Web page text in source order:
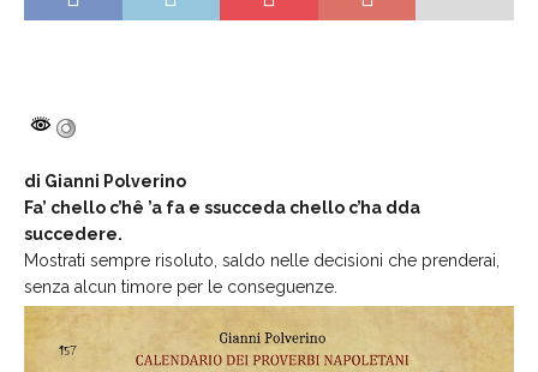
di Gianni Polverino
Fa’ chello c’hê ’a fa e ssucceda chello c’ha dda
succedere.
Mostrati sempre risoluto, saldo nelle decisioni che prenderai,
senza alcun timore per le conseguenze.